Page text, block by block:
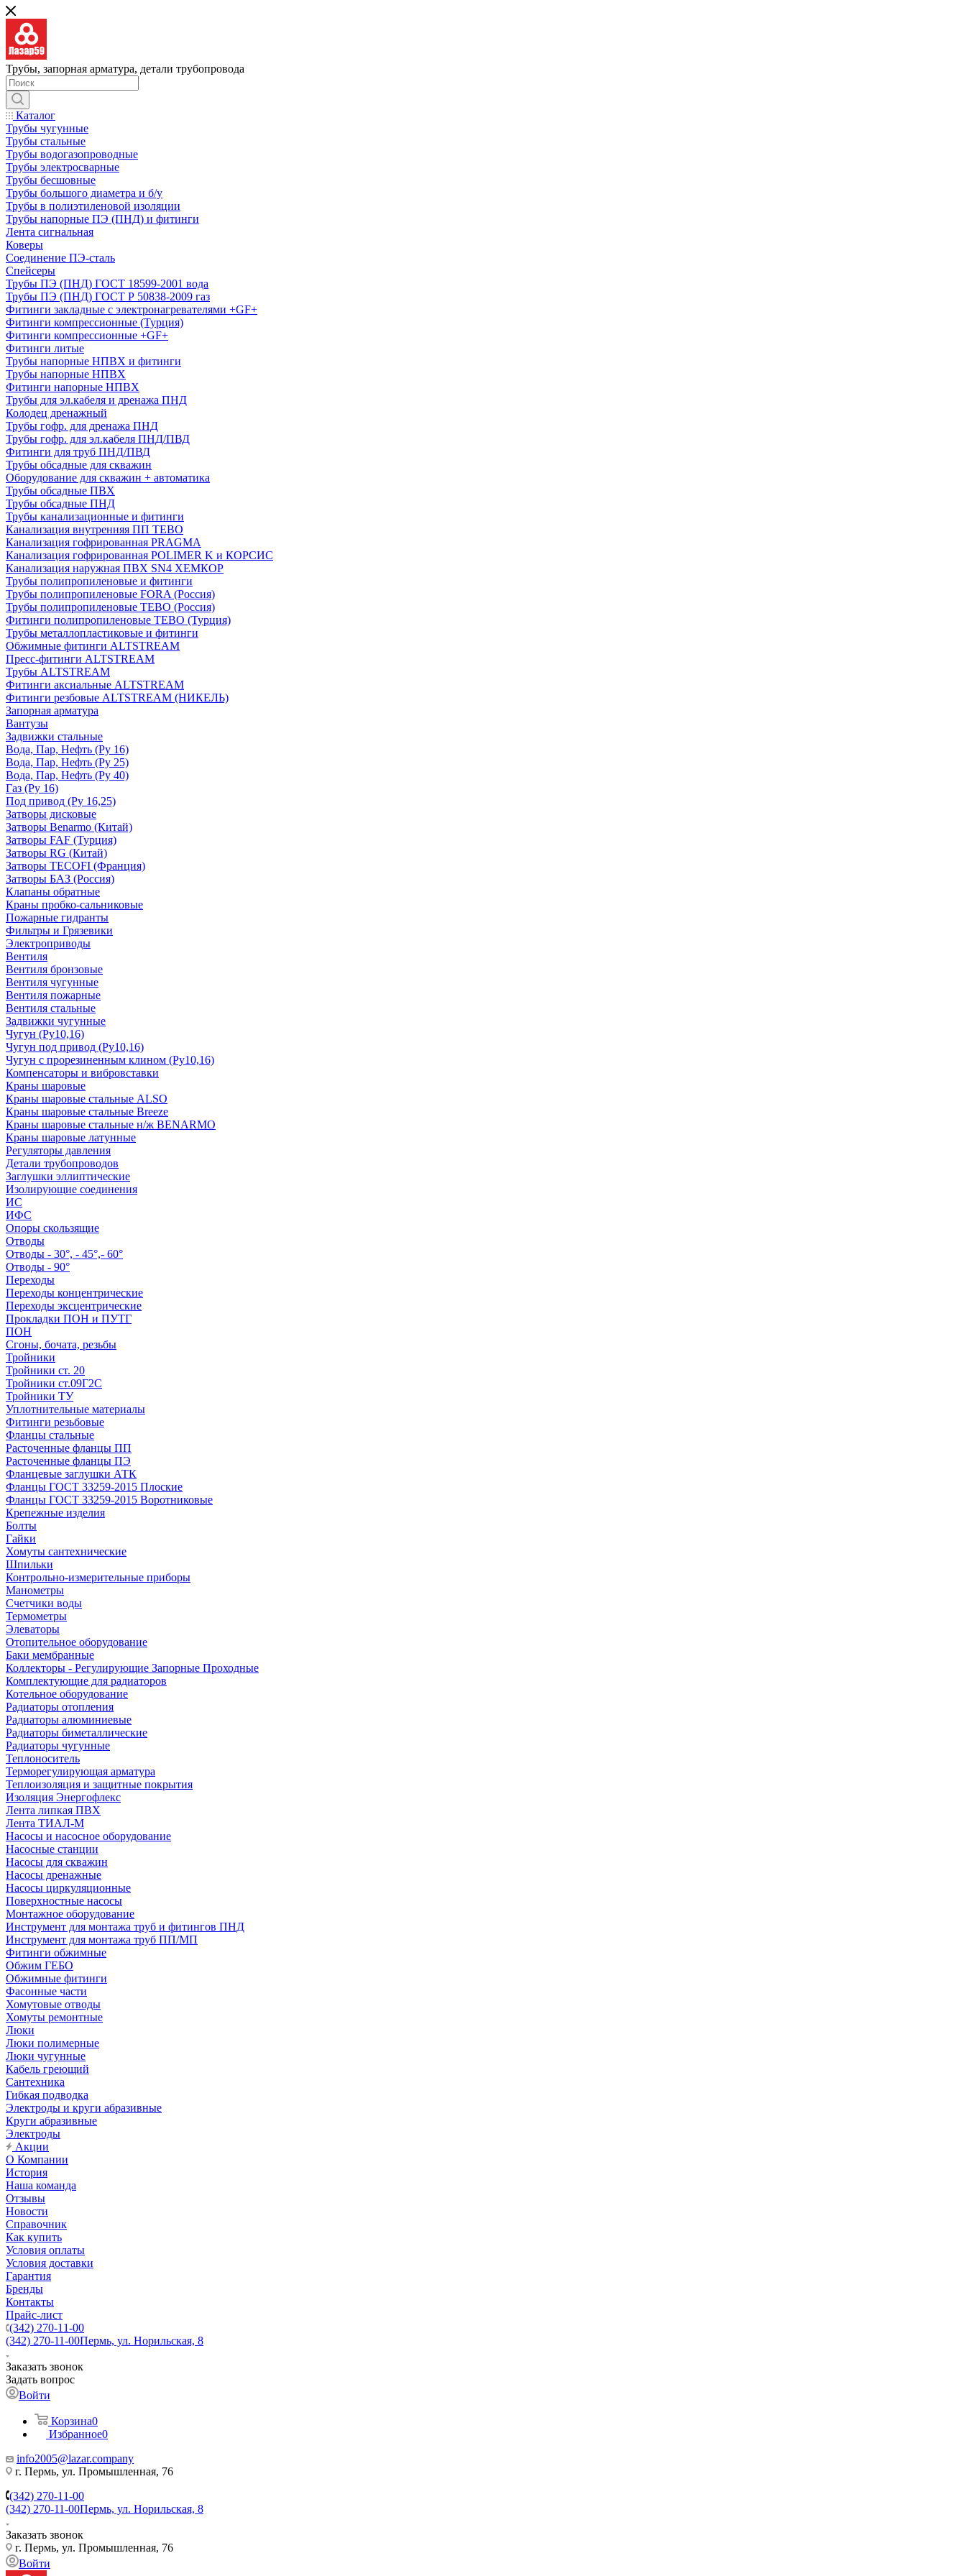
Трубы, запорная арматура, детали трубопровода
Каталог
Трубы чугунные
Трубы стальные
Трубы водогазопроводные
Трубы электросварные
Трубы бесшовные
Трубы большого диаметра и б/у
Трубы в полиэтиленовой изоляции
Трубы напорные ПЭ (ПНД) и фитинги
Лента сигнальная
Коверы
Соединение ПЭ-сталь
Спейсеры
Трубы ПЭ (ПНД) ГОСТ 18599-2001 вода
Трубы ПЭ (ПНД) ГОСТ Р 50838-2009 газ
Фитинги закладные с электронагревателями +GF+
Фитинги компрессионные (Турция)
Фитинги компрессионные +GF+
Фитинги литые
Трубы напорные НПВХ и фитинги
Трубы напорные НПВХ
Фитинги напорные НПВХ
Трубы для эл.кабеля и дренажа ПНД
Колодец дренажный
Трубы гофр. для дренажа ПНД
Трубы гофр. для эл.кабеля ПНД/ПВД
Фитинги для труб ПНД/ПВД
Трубы обсадные для скважин
Оборудование для скважин + автоматика
Трубы обсадные ПВХ
Трубы обсадные ПНД
Трубы канализационные и фитинги
Канализация внутренняя ПП TEBO
Канализация гофрированная PRAGMA
Канализация гофрированная POLIMER K и КОРСИС
Канализация наружная ПВХ SN4 ХЕМКОР
Трубы полипропиленовые и фитинги
Трубы полипропиленовые FORA (Россия)
Трубы полипропиленовые TEBO (Россия)
Фитинги полипропиленовые TEBO (Турция)
Трубы металлопластиковые и фитинги
Обжимные фитинги ALTSTREAM
Пресс-фитинги ALTSTREAM
Трубы ALTSTREAM
Фитинги аксиальные ALTSTREAM
Фитинги резбовые ALTSTREAM (НИКЕЛЬ)
Запорная арматура
Вантузы
Задвижки стальные
Вода, Пар, Нефть (Ру 16)
Вода, Пар, Нефть (Ру 25)
Вода, Пар, Нефть (Ру 40)
Газ (Ру 16)
Под привод (Ру 16,25)
Затворы дисковые
Затворы Benarmo (Китай)
Затворы FAF (Турция)
Затворы RG (Китай)
Затворы TECOFI (Франция)
Затворы БАЗ (Россия)
Клапаны обратные
Краны пробко-сальниковые
Пожарные гидранты
Фильтры и Грязевики
Электроприводы
Вентиля
Вентиля бронзовые
Вентиля чугунные
Вентиля пожарные
Вентиля стальные
Задвижки чугунные
Чугун (Ру10,16)
Чугун под привод (Ру10,16)
Чугун с прорезиненным клином (Ру10,16)
Компенсаторы и вибровставки
Краны шаровые
Краны шаровые стальные ALSO
Краны шаровые стальные Breeze
Краны шаровые стальные н/ж BENARMO
Краны шаровые латунные
Регуляторы давления
Детали трубопроводов
Заглушки эллиптические
Изолирующие соединения
ИС
ИФС
Опоры скользящие
Отводы
Отводы - 30°, - 45°,- 60°
Отводы - 90°
Переходы
Переходы концентрические
Переходы эксцентрические
Прокладки ПОН и ПУТГ
ПОН
Сгоны, бочата, резьбы
Тройники
Тройники ст. 20
Тройники ст.09Г2С
Тройники ТУ
Уплотнительные материалы
Фитинги резьбовые
Фланцы стальные
Расточенные фланцы ПП
Расточенные фланцы ПЭ
Фланцевые заглушки АТК
Фланцы ГОСТ 33259-2015 Плоские
Фланцы ГОСТ 33259-2015 Воротниковые
Крепежные изделия
Болты
Гайки
Хомуты сантехнические
Шпильки
Контрольно-измерительные приборы
Манометры
Счетчики воды
Термометры
Элеваторы
Отопительное оборудование
Баки мембранные
Коллекторы - Регулирующие Запорные Проходные
Комплектующие для радиаторов
Котельное оборудование
Радиаторы отопления
Радиаторы алюминиевые
Радиаторы биметаллические
Радиаторы чугунные
Теплоноситель
Терморегулирующая арматура
Теплоизоляция и защитные покрытия
Изоляция Энергофлекс
Лента липкая ПВХ
Лента ТИАЛ-М
Насосы и насосное оборудование
Насосные станции
Насосы для скважин
Насосы дренажные
Насосы циркуляционные
Поверхностные насосы
Монтажное оборудование
Инструмент для монтажа труб и фитингов ПНД
Инструмент для монтажа труб ПП/МП
Фитинги обжимные
Обжим ГЕБО
Обжимные фитинги
Фасонные части
Хомутовые отводы
Хомуты ремонтные
Люки
Люки полимерные
Люки чугунные
Кабель греющий
Сантехника
Гибкая подводка
Электроды и круги абразивные
Круги абразивные
Электроды
Акции
О Компании
История
Наша команда
Отзывы
Новости
Справочник
Как купить
Условия оплаты
Условия доставки
Гарантия
Бренды
Контакты
Прайс-лист
(342) 270-11-00
(342) 270-11-00Пермь, ул. Норильская, 8
Заказать звонок
Задать вопрос
Войти
Корзина0
Избранное0
info2005@lazar.company
г. Пермь, ул. Промышленная, 76
(342) 270-11-00
(342) 270-11-00Пермь, ул. Норильская, 8
Заказать звонок
г. Пермь, ул. Промышленная, 76
Войти